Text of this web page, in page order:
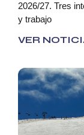
2026/27. Tres
y trabajo
VER